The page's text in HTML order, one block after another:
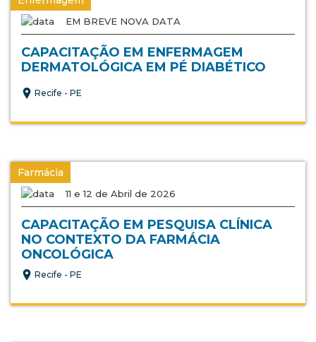
EM BREVE NOVA DATA
CAPACITAÇÃO EM ENFERMAGEM
DERMATOLÓGICA EM PÉ DIABÉTICO
Recife - PE
Farmácia
11 e 12 de Abril de 2026
CAPACITAÇÃO EM PESQUISA CLÍNICA
NO CONTEXTO DA FARMÁCIA
ONCOLÓGICA
Recife - PE